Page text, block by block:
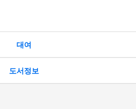
대여
도서정보